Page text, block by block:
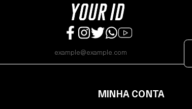
MINHA CONTA